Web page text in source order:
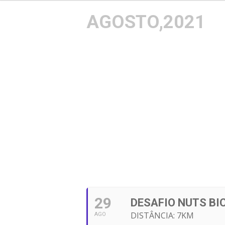
AGOSTO,2021
29
AGO
DESAFIO NUTS
DISTÂNCIA: 7KM